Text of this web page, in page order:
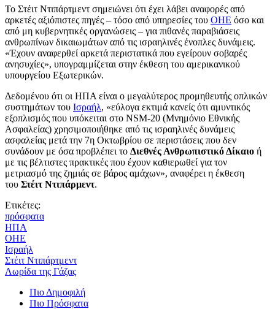
Το Στέιτ Ντιπάρτμεντ σημειώνει ότι έχει λάβει αναφορές από
αρκετές αξιόπιστες πηγές – τόσο από υπηρεσίες του ΟΗΕ όσο και
από μη κυβερνητικές οργανώσεις – για πιθανές παραβιάσεις
ανθρωπίνων δικαιωμάτων από τις ισραηλινές ένοπλες δυνάμεις.
«Έχουν αναφερθεί αρκετά περιστατικά που εγείρουν σοβαρές
ανησυχίες», υπογραμμίζεται στην έκθεση του αμερικανικού
υπουργείου Εξωτερικών.
Δεδομένου ότι οι ΗΠΑ είναι ο μεγαλύτερος προμηθευτής οπλικών
συστημάτων του Ισραήλ, «εύλογα εκτιμά κανείς ότι αμυντικός
εξοπλισμός που υπόκειται στο NSM-20 (Μνημόνιο Εθνικής
Ασφαλείας) χρησιμοποιήθηκε από τις ισραηλινές δυνάμεις
ασφαλείας μετά την 7η Οκτωβρίου σε περιστάσεις που δεν
συνάδουν με όσα προβλέπει το Διεθνές Ανθρωπιστικό Δίκαιο ή
με τις βέλτιστες πρακτικές που έχουν καθιερωθεί για τον
μετριασμό της ζημιάς σε βάρος αμάχων», αναφέρει η έκθεση
του Στέιτ Ντιπάρμεντ.
Ετικέτες:
πρόσφατα
ΗΠΑ
ΟΗΕ
Ισραήλ
Στέιτ Ντιπάρτμεντ
Λωρίδα της Γάζας
Πιο Δημοφιλή
Πιο Πρόσφατα